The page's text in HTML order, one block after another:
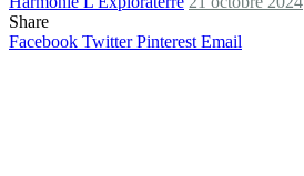
Share
Facebook Twitter Pinterest Email